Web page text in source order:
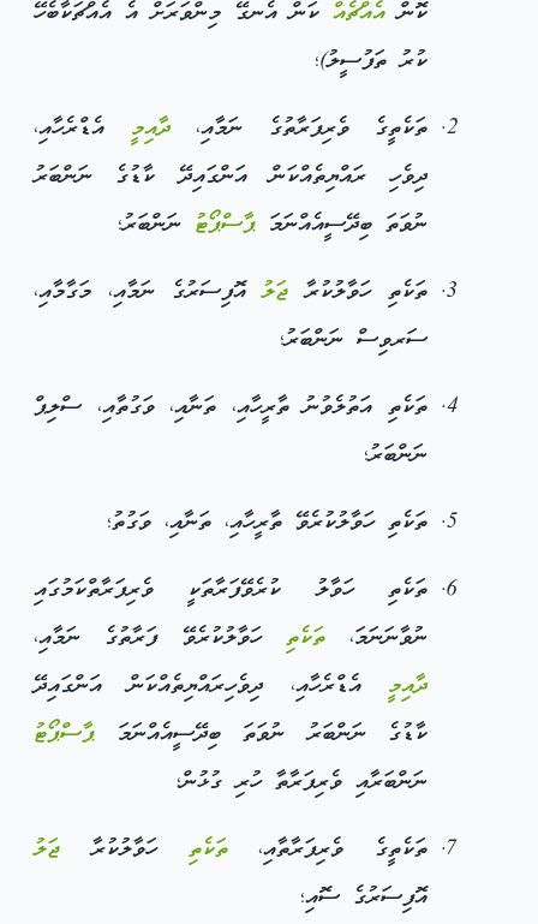
ކޮންއެއްޗެއް ކަން އެނގޭ މިންވަރަށް އެ އެއްޗަކާބެހޭ
ކުރު ތަފުސީލު)؛
ތަކެތީގެ ވެރިފަރާތުގެ ނަމާއި،ދާއިމީ އެޑްރެހާއި،
ދިވެހި ރައްޔިތެއްކަން އަންގައިދޭ ކާޑުގެ ނަންބަރު
ނުވަތަ ބިދޭސީއެއްނަމަ ޕާސްޕޯޓު ނަންބަރު؛
ތަކެތި ހަވާލުކުރާ ޖަލުއޮފިސަރުގެ ނަމާއި، މަގާމާއި،
ސަރވިސް ނަންބަރު؛
ތަކެތި އަތުލެވުނު ތާރީހާއި، ތަނާއި، ވަގުތާއި، ސްލިޕް
ނަންބަރު؛
ތަކެތި ހަވާލުކުރެވޭ ތާރީހާއި، ތަނާއި، ވަގުތު؛
ތަކެތި ހަވާލު ކުރެވޭފަރާތަކީ ވެރިފަރާތްކަމުގައި
ނުވާނަނަމަ،ތަކެތި ހަވާލުކުރެވޭ ފަރާތުގެ ނަމާއި،
ދާއިމީ އެޑްރެހާއި، ދިވެހިރައްޔިތެއްކަން އަންގައިދޭ
ކާޑުގެ ނަންބަރު ނުވަތަ ބިދޭސީއެއްނަމަ ޕާސްޕޯޓު
ނަންބަރާއި ވެރިފަރާތާ ހުރި ގުޅުން؛
ތަކެތީގެ ވެރިފަރާތާއި،ތަކެތި ހަވާލުކުރާ ޖަލު
އޮފިސަރުގެ ސޮއި؛